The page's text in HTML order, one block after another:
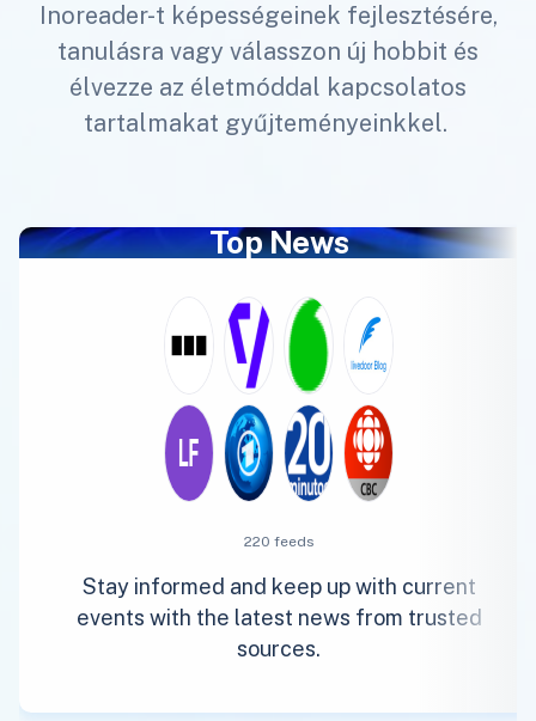
Inoreader-t képességeinek fejlesztésére,
tanulásra vagy válasszon új hobbit és
élvezze az életmóddal kapcsolatos
tartalmakat gyűjteményeinkkel.
Top News
220 feeds
Stay informed and keep up with current
events with the latest news from trusted
sources.